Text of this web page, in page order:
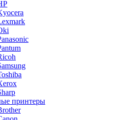
принтеры